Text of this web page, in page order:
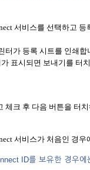
서비스를 선택하고
터가 등록 시트를 인쇄
표시되면 보내기를 터
체크 후 다음 버튼을 터
서비스가 처음인 경우
ID를 보유한 경우에